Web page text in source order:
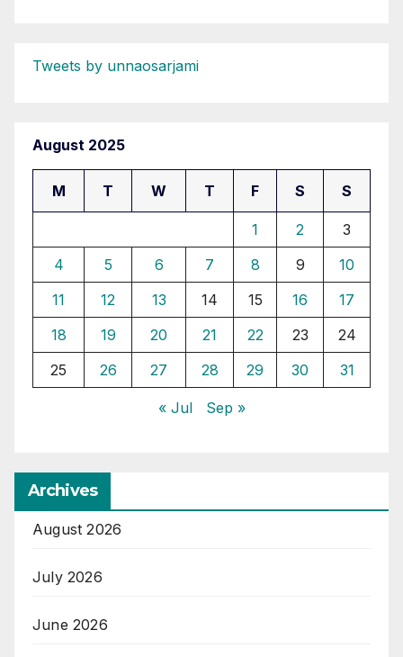
Tweets by unnaosarjami
August 2025
M T W T F S S
1 2
3
4
5 6 7 8 9
10
11
12 13 14 15 16
17
18
19 20 21 22 23
24
25
26 27 28 29 30 31
« Jul Sep »
Archives
August 2026
July 2026
June 2026